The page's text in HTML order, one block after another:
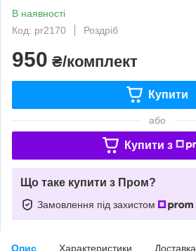
В наявності
Код: pr2170
Роздріб
950 ₴/комплект
Купити
або
Купити з
Що таке купити з Пром?
Замовлення під захистом
Опис Характеристики Доставка